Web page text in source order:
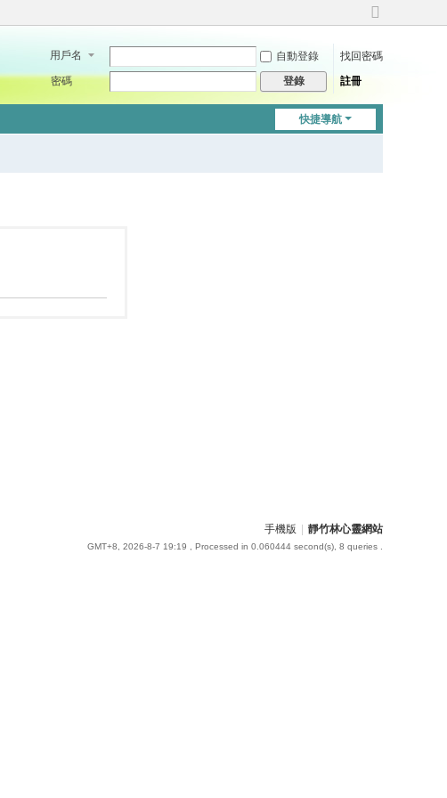
切
到
用戶名 自動登錄
找回密碼
密碼
登錄 註冊
快捷導航
手機版 靜竹林心靈網站
GMT+8, 2026-8-7 19:19 , Processed in 0.060444 second(s), 8 queries .